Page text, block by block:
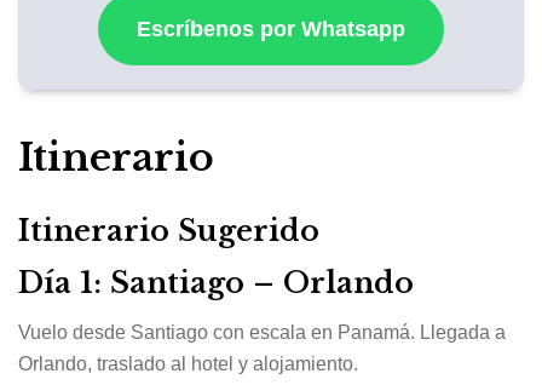
Escríbenos por Whatsapp
Itinerario
Itinerario Sugerido
Día 1: Santiago – Orlando
Vuelo desde Santiago con escala en Panamá. Llegada a
Orlando, traslado al hotel y alojamiento.